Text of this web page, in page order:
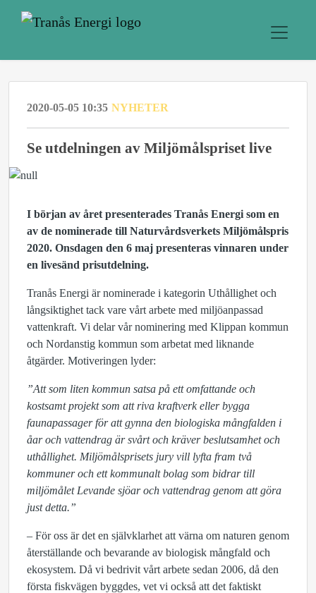
2020-05-05 10:35 NYHETER
Se utdelningen av Miljömålspriset live
I början av året presenterades Tranås Energi som en
av de nominerade till Naturvårdsverkets Miljömålspris
2020. Onsdagen den 6 maj presenteras vinnaren under
en livesänd prisutdelning.
Tranås Energi är nominerade i kategorin Uthållighet och
långsiktighet tack vare vårt arbete med miljöanpassad
vattenkraft. Vi delar vår nominering med Klippan kommun
och Nordanstig kommun som arbetat med liknande
åtgärder. Motiveringen lyder:
”Att som liten kommun satsa på ett omfattande och
kostsamt projekt som att riva kraftverk eller bygga
faunapassager för att gynna den biologiska mångfalden i
åar och vattendrag är svårt och kräver beslutsamhet och
uthållighet. Miljömålsprisets jury vill lyfta fram två
kommuner och ett kommunalt bolag som bidrar till
miljömålet Levande sjöar och vattendrag genom att göra
just detta.”
– För oss är det en självklarhet att värna om naturen genom
återställande och bevarande av biologisk mångfald och
ekosystem. Då vi bedrivit vårt arbete sedan 2006, då den
första fiskvägen byggdes, vet vi också att det faktiskt